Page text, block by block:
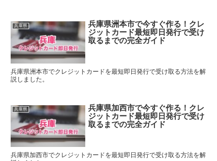
兵庫県
兵庫県洲本市で今すぐ作る！クレ
ジットカード最短即日発行で受け
取るまでの完全ガイド
兵庫県洲本市でクレジットカードを最短即日発行で受け取る方法を解
説しました。
兵庫県
兵庫県加西市で今すぐ作る！クレ
ジットカード最短即日発行で受け
取るまでの完全ガイド
兵庫県加西市でクレジットカードを最短即日発行で受け取る方法を解